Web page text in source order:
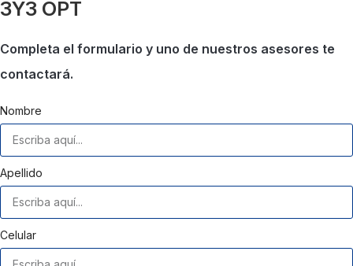
3Y3 OPT
Completa el formulario y uno de nuestros asesores te
contactará.
Nombre
Apellido
Celular